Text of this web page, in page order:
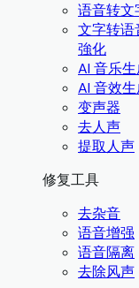
语音转文
文字转语
強化
AI 音乐
AI 音效
变声器
去人声
提取人声
修复工具
去杂音
语音增强
语音隔离
去除风声